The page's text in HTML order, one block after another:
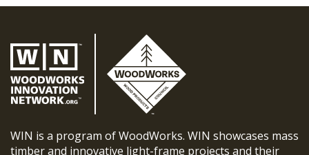
WIN is a program of WoodWorks. WIN showcases mass
timber and innovative light-frame projects and their